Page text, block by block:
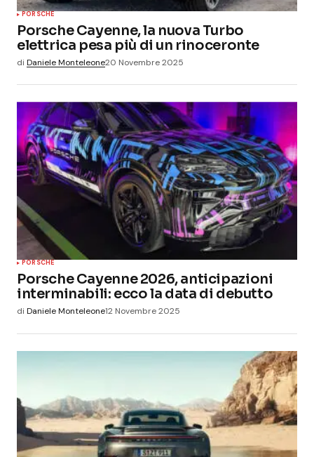
PORSCHE
Porsche Cayenne, la nuova Turbo
elettrica pesa più di un rinoceronte
di Daniele Monteleone20 Novembre 2025
PORSCHE
Porsche Cayenne 2026, anticipazioni
interminabili: ecco la data di debutto
di Daniele Monteleone12 Novembre 2025